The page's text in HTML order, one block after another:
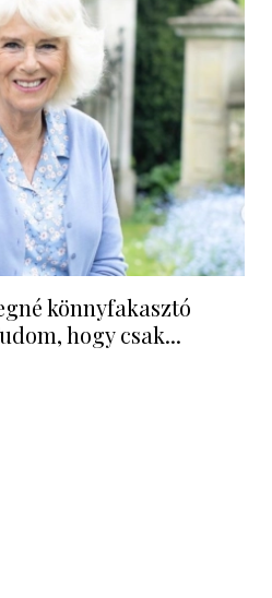
könnyfakasztó
hogy csak...